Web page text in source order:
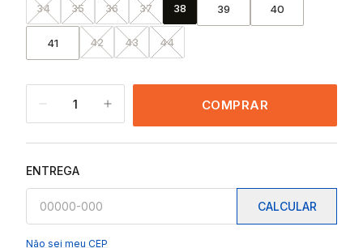
34 35 36 37 38 39 40
41 42 43 44
1 COMPRAR
ENTREGA
CALCULAR
Não sei meu CEP